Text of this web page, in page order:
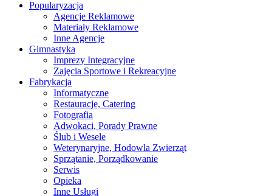
Popularyzacja
Agencje Reklamowe
Materiały Reklamowe
Inne Agencje
Gimnastyka
Imprezy Integracyjne
Zajęcia Sportowe i Rekreacyjne
Fabrykacja
Informatyczne
Restauracje, Catering
Fotografia
Adwokaci, Porady Prawne
Ślub i Wesele
Weterynaryjne, Hodowla Zwierząt
Sprzątanie, Porządkowanie
Serwis
Opieka
Inne Usługi